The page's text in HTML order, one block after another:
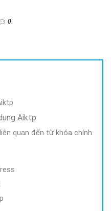
0
Aiktp
quan đến từ khóa chính